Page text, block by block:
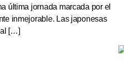
última jornada marcada por el
inmejorable. Las japonesas
[…]